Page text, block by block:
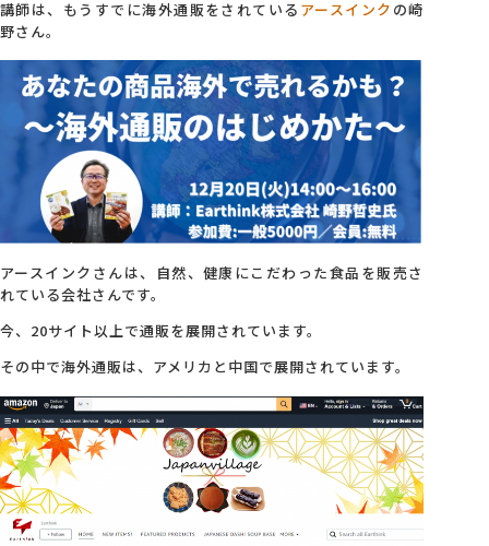
スタッフ紹介
最新ブログ
会社概要
アクセス
採用情報
お問い合わせ
講師は、もうすでに海外通販をされている アースインク の崎
野さん。
アースインクさんは、自然、健康にこだわった食品を販売さ
れている会社さんです。
今、20サイト以上で通販を展開されています。
その中で海外通販は、アメリカと中国で展開されています。